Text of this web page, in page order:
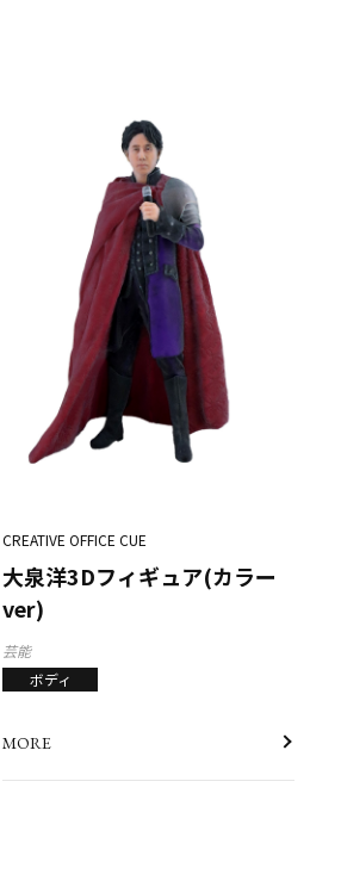
CREATIVE OFFICE CUE
大泉洋3Dフィギュア(カラー
ver)
芸能
ボディ
MORE